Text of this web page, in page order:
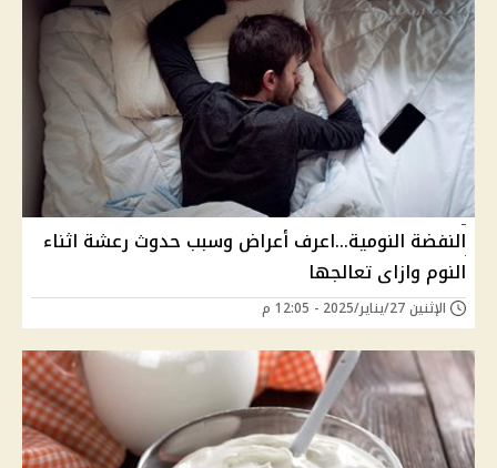
النفضة النومية...اعرف أعراض وسبب حدوث رعشة اثناء
النوم وازاى تعالجها
الإثنين 27/يناير/2025 - 12:05 م